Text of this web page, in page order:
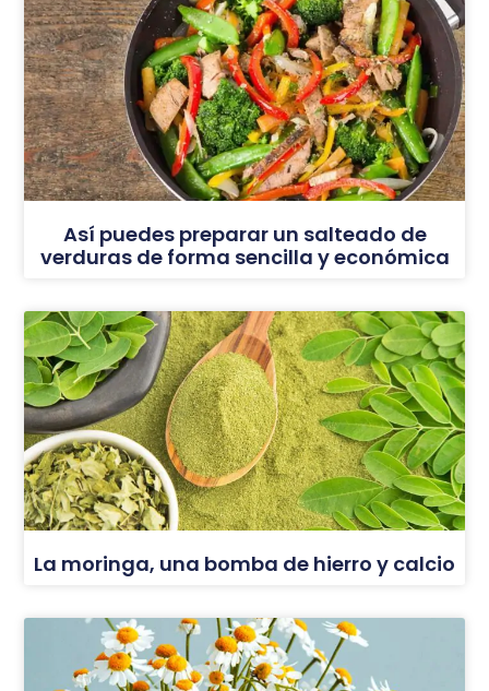
Así puedes preparar un salteado de
verduras de forma sencilla y económica
La moringa, una bomba de hierro y calcio